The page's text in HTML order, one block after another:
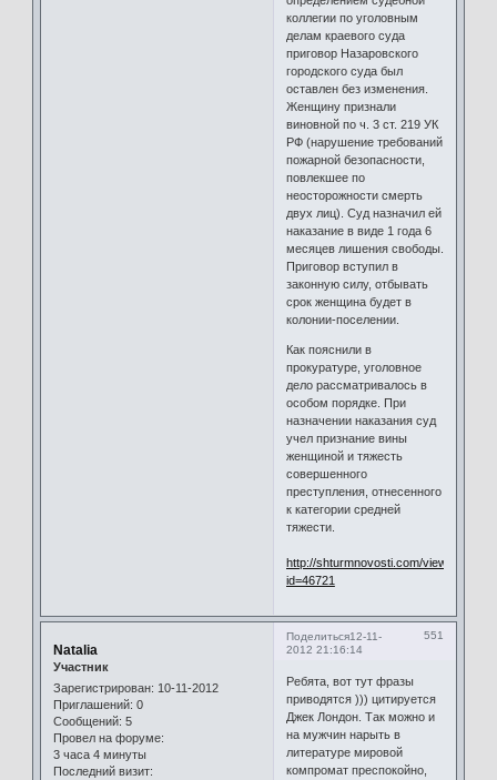
коллегии по уголовным
делам краевого суда
приговор Назаровского
городского суда был
оставлен без изменения.
Женщину признали
виновной по ч. 3 ст. 219 УК
РФ (нарушение требований
пожарной безопасности,
повлекшее по
неосторожности смерть
двух лиц). Суд назначил ей
наказание в виде 1 года 6
месяцев лишения свободы.
Приговор вступил в
законную силу, отбывать
срок женщина будет в
колонии-поселении.
Как пояснили в
прокуратуре, уголовное
дело рассматривалось в
особом порядке. При
назначении наказания суд
учел признание вины
женщиной и тяжесть
совершенного
преступления, отнесенного
к категории средней
тяжести.
http://shturmnovosti.com/view.php?
id=46721
Поделиться 551
12-11-
2012 21:16:14
Natalia
Участник
Зарегистрирован: 10-11-2012
Приглашений: 0
Сообщений: 5
Провел на форуме:
3 часа 4 минуты
Последний визит:
Ребята, вот тут фразы
приводятся ))) цитируется
Джек Лондон. Так можно и
на мужчин нарыть в
литературе мировой
компромат преспокойно,